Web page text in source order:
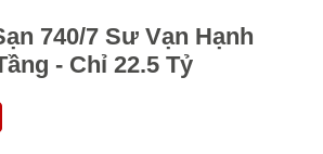
740/7 Sư Vạn Hạnh
- Chỉ 22.5 Tỷ